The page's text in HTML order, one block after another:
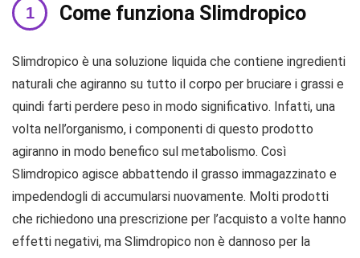
Come funziona Slimdropico
Slimdropico è una soluzione liquida che contiene ingredienti
naturali che agiranno su tutto il corpo per bruciare i grassi e
quindi farti perdere peso in modo significativo. Infatti, una
volta nell’organismo, i componenti di questo prodotto
agiranno in modo benefico sul metabolismo. Così
Slimdropico agisce abbattendo il grasso immagazzinato e
impedendogli di accumularsi nuovamente. Molti prodotti
che richiedono una prescrizione per l’acquisto a volte hanno
effetti negativi, ma Slimdropico non è dannoso per la